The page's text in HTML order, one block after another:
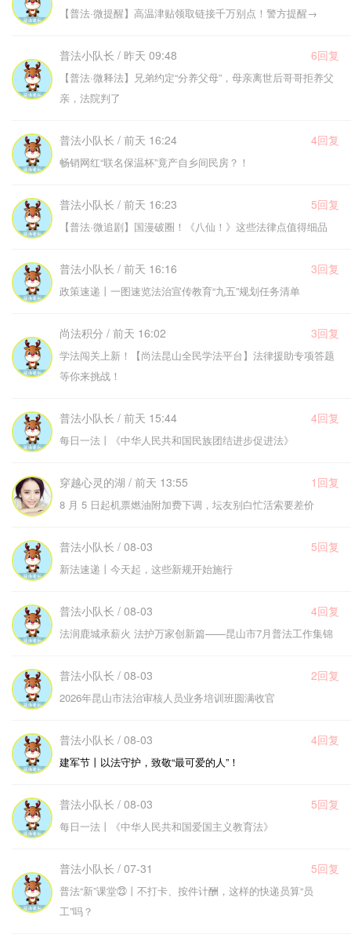
【普法·微提醒】高温津贴领取链接千万别点！警方提醒→
普法小队长 / 昨天 09:48 6回复
【普法·微释法】兄弟约定“分养父母”，母亲离世后哥哥拒养父
亲，法院判了
普法小队长 / 前天 16:24 4回复
畅销网红“联名保温杯”竟产自乡间民房？！
普法小队长 / 前天 16:23 5回复
【普法·微追剧】国漫破圈！《八仙！》这些法律点值得细品
普法小队长 / 前天 16:16 3回复
政策速递丨一图速览法治宣传教育“九五”规划任务清单
尚法积分 / 前天 16:02 3回复
学法闯关上新！【尚法昆山全民学法平台】法律援助专项答题
等你来挑战！
普法小队长 / 前天 15:44 4回复
每日一法丨《中华人民共和国民族团结进步促进法》
穿越心灵的湖 / 前天 13:55 1回复
8 月 5 日起机票燃油附加费下调，坛友别白忙活索要差价
普法小队长 / 08-03 5回复
新法速递丨今天起，这些新规开始施行
普法小队长 / 08-03 4回复
法润鹿城承薪火 法护万家创新篇——昆山市7月普法工作集锦
普法小队长 / 08-03 2回复
2026年昆山市法治审核人员业务培训班圆满收官
普法小队长 / 08-03 4回复
建军节丨以法守护，致敬“最可爱的人”！
普法小队长 / 08-03 5回复
每日一法丨《中华人民共和国爱国主义教育法》
普法小队长 / 07-31 5回复
普法“新”课堂㉓丨不打卡、按件计酬，这样的快递员算“员
工”吗？